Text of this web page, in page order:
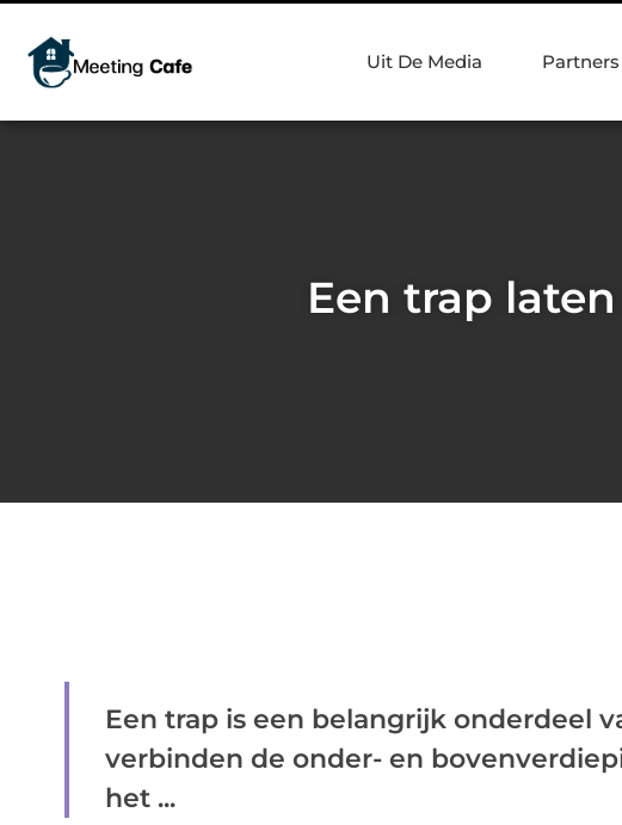
Uit De Media Partners
Een trap
Een trap is een belangrijk onderdeel
verbinden de onder- en
het ...